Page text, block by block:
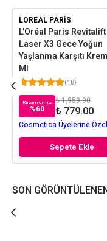
LOREAL PARIS
L'Oréal Paris Revitalift
Laser X3 Gece Yoğun
Yaşlanma Karşıtı
Ml
(18)
Kazancınız
%60
₺ 1,959.90
₺ 779.00
Cosmetica Üyelerine
Sepete Ekle
SON